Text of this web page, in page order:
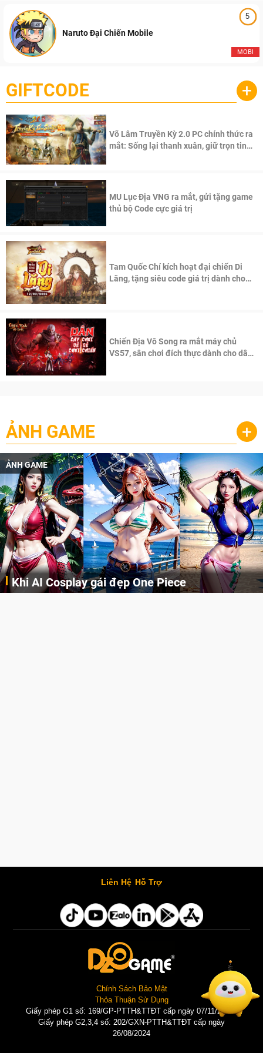
5
MOBI
Naruto Đại Chiến Mobile
GIFTCODE +
Võ Lâm Truyền Kỳ 2.0 PC chính thức ra
mắt: Sống lại thanh xuân, giữ trọn tinh
MU Lục Địa VNG ra mắt, gửi tặng game
thủ bộ Code cực giá trị
Tam Quốc Chí kích hoạt đại chiến Di
Lăng, tặng siêu code giá trị dành cho
Chiến Địa Vô Song ra mắt máy chủ
VS57, sân chơi đích thực dành cho dân
ẢNH GAME +
ẢNH GAME
Khi AI Cosplay gái đẹp One Piece
Liên Hệ Hỗ Trợ
Chính Sách Bảo Mật
Thỏa Thuận Sử Dụng
Giấy phép G1 số: 169/GP-PTTH&TTĐT cấp ngày 07/11/2025 |
Giấy phép G2,3,4 số: 202/GXN-PTTH&TTĐT cấp ngày
26/08/2024